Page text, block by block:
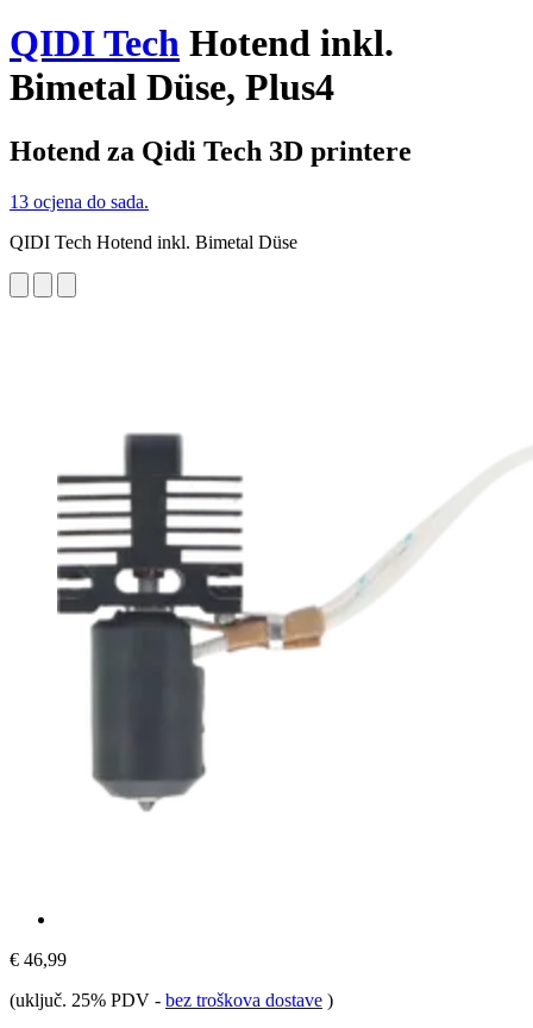
QIDI Tech Hotend inkl.
Bimetal Düse, Plus4
Hotend za Qidi Tech 3D printere
13 ocjena do sada.
QIDI Tech Hotend inkl. Bimetal Düse
€ 46,99
(uključ. 25% PDV - bez troškova dostave )